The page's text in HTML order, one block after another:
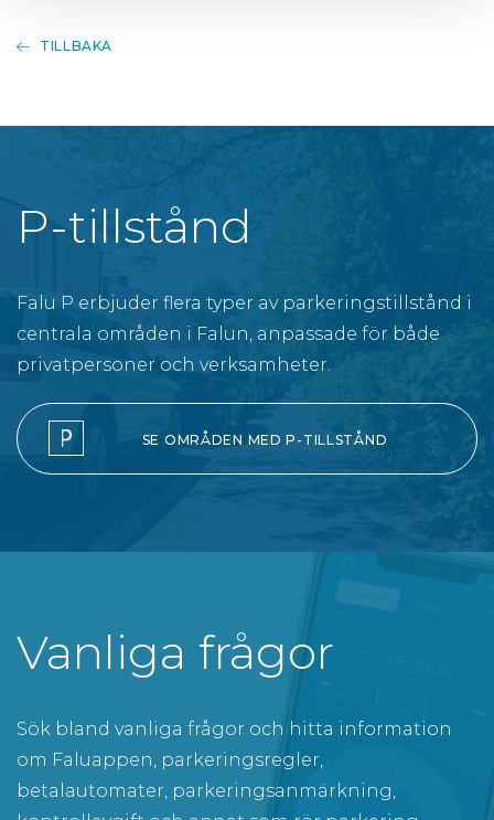
TILLBAKA
P-tillstånd
Falu P erbjuder flera typer av parkeringstillstånd i
centrala områden i Falun, anpassade för både
privatpersoner och verksamheter.
SE OMRÅDEN MED P-TILLSTÅND
Vanliga frågor
Sök bland vanliga frågor och hitta information
om Faluappen, parkeringsregler,
betalautomater, parkeringsanmärkning,